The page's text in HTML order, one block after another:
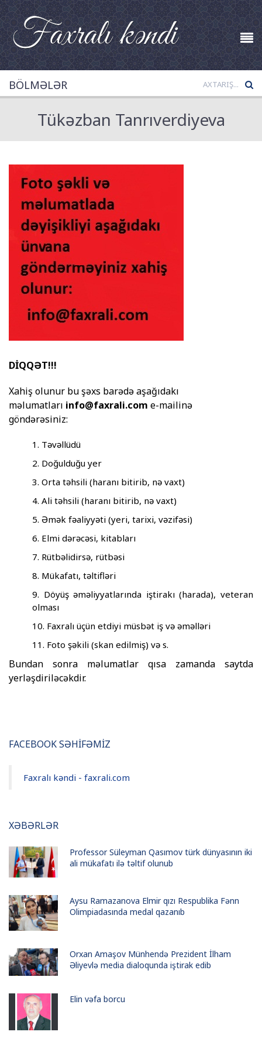
BÖLMƏLƏR
Tükəzban Tanrıverdiyeva
DİQQƏT!!!
Xahiş olunur bu şəxs barədə aşağıdakı
məlumatları info@faxrali.com e-mailinə
göndərəsiniz:
Təvəllüdü
Doğulduğu yer
Orta təhsili (haranı bitirib, nə vaxt)
Ali təhsili (haranı bitirib, nə vaxt)
Əmək fəaliyyəti (yeri, tarixi, vəzifəsi)
Elmi dərəcəsi, kitabları
Rütbəlidirsə, rütbəsi
Mükafatı, təltifləri
Döyüş əməliyyatlarında iştirakı (harada), veteran
olması
Faxralı üçün etdiyi müsbət iş və əməlləri
Foto şəkili (skan edilmiş) və s.
Bundan sonra məlumatlar qısa zamanda saytda
yerləşdiriləcəkdir.
FACEBOOK SƏHİFƏMİZ
Faxralı kəndi - faxrali.com
XƏBƏRLƏR
Professor Süleyman Qasımov türk dünyasının iki
ali mükafatı ilə təltif olunub
Aysu Ramazanova Elmir qızı Respublika Fənn
Olimpiadasında medal qazanıb
Orxan Amaşov Münhendə Prezident İlham
Əliyevlə media dialoqunda iştirak edib
Elin vəfa borcu